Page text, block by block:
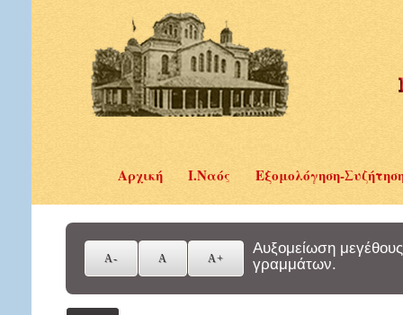
Αρχική Ι.Ναός Εξομολόγηση-
Αυξομείωση μεγέθους
γραμμάτων.